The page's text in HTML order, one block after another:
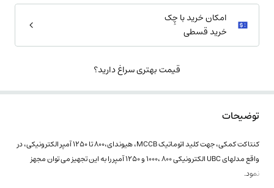
امکان خرید با چِک
خرید قسطی
قیمت بهتری سراغ دارید؟
توضیحات
کنتاکت کمکی، جهت کلید اتوماتیک MCCB، هیوندای،800 تا 1250 آمپر الکترونیکی، در
واقع مدلهای UBC الکترونیکی 800 ،1000 و 1250 آمپر را به این تجهیز می توان مجهز
نمود.